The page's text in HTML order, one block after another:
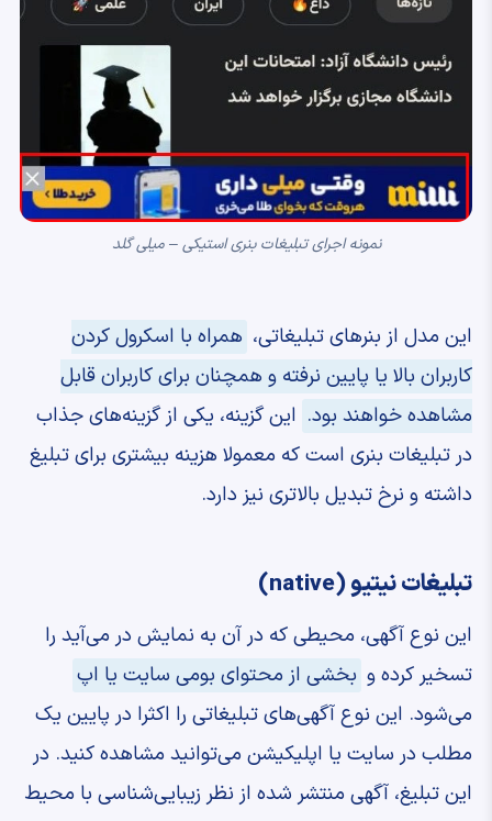
نمونه اجرای تبلیغات بنری استیکی – میلی گلد
این مدل از بنرهای تبلیغاتی، همراه با اسکرول کردن
کاربران بالا یا پایین نرفته و همچنان برای کاربران قابل
مشاهده خواهند بود. این گزینه‌، یکی از گزینه‌های جذاب
در تبلیغات بنری است که معمولا هزینه بیشتری برای تبلیغ
داشته و نرخ تبدیل بالاتری نیز دارد.
تبلیغات نیتیو (native)
این نوع آگهی، محیطی که در آن به نمایش در می‌آید را
تسخیر کرده و بخشی از محتوای بومی سایت یا اپ
می‌شود. این نوع آگهی‌های تبلیغاتی را اکثرا در پایین یک
مطلب در سایت یا اپلیکیشن می‌توانید مشاهده کنید. در
این تبلیغ، آگهی منتشر شده از نظر زیبایی‌شناسی با محیط